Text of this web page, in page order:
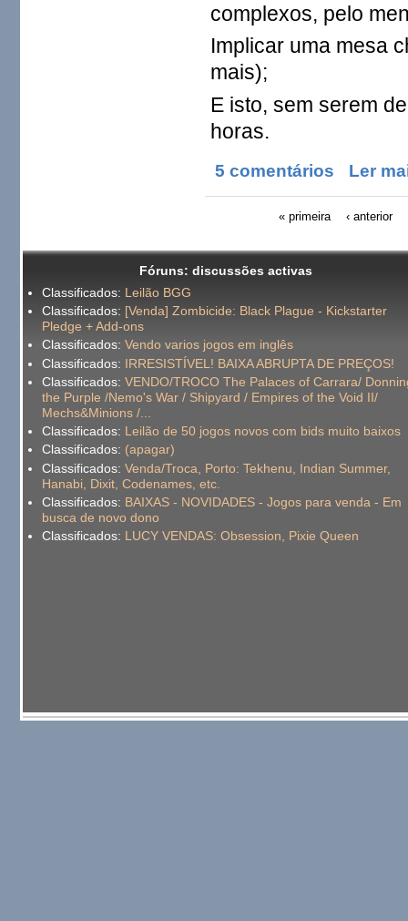
complexos, pelo
Implicar uma mesa
mais);
E isto, sem serem
horas.
5 comentários Ler
« primeira ‹ anterior
Fóruns: discussões activas
Classificados: Leilão BGG
Classificados: [Venda] Zombicide: Black Plague - Kickstarter
Pledge + Add-ons
Classificados: Vendo varios jogos em inglês
Classificados: IRRESISTÍVEL! BAIXA ABRUPTA DE PREÇOS!
Classificados: VENDO/TROCO The Palaces of Carrara/
the Purple /Nemo's War / Shipyard / Empires of the Void II/
Mechs&Minions /...
Classificados: Leilão de 50 jogos novos com bids muito baixos
Classificados: (apagar)
Classificados: Venda/Troca, Porto: Tekhenu, Indian Summer,
Hanabi, Dixit, Codenames, etc.
Classificados: BAIXAS - NOVIDADES - Jogos para venda - Em
busca de novo dono
Classificados: LUCY VENDAS: Obsession, Pixie Queen